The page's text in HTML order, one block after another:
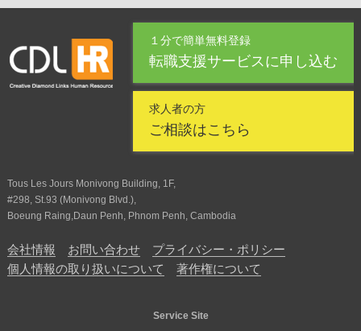
１分で簡単無料登録
転職支援サービスに申し込む
求人者の方
ご相談はこちら
Tous Les Jours Monivong Building, 1F,
#298, St.93 (Monivong Blvd.),
Boeung Raing,Daun Penh, Phnom Penh, Cambodia
会社情報 お問い合わせ
プライバシー・ポリシー
個人情報の取り扱いについて
著作権について
Service Site